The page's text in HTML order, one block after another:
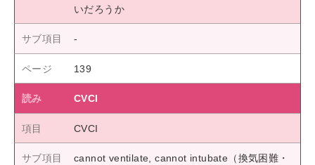
いだろうか
139
CVCI
CVCI
cannot ventilate, cannot intubate（換気困難・